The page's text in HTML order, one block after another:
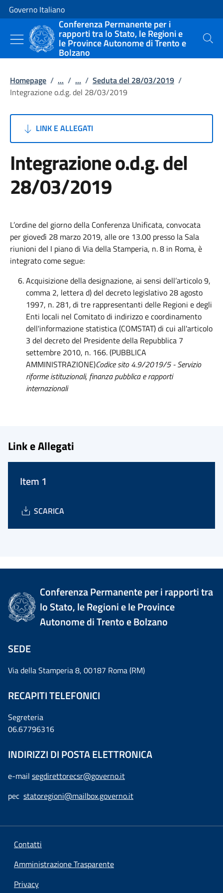
Vai al contenuto
Vai alla navigazione del sito
Governo Italiano
Conferenza Permanente per i
rapporti tra lo Stato, le Regioni e
le Province Autonome di Trento e
Bolzano
Cerca
Homepage / ... / ... / Seduta del 28/03/2019 /
Integrazione o.d.g. del 28/03/2019
LINK E ALLEGATI
Integrazione o.d.g. del
28/03/2019
L’ordine del giorno della Conferenza Unificata, convocata
per giovedì 28 marzo 2019, alle ore 13.00 presso la Sala
riunioni del I piano di Via della Stamperia, n. 8 in Roma, è
integrato come segue:
Acquisizione della designazione, ai sensi dell’articolo 9,
comma 2, lettera d) del decreto legislativo 28 agosto
1997, n. 281,di tre rappresentanti delle Regioni e degli
Enti locali nel Comitato di indirizzo e coordinamento
dell'informazione statistica (COMSTAT) di cui all'articolo
3 del decreto del Presidente della Repubblica 7
settembre 2010, n. 166. (PUBBLICA
AMMINISTRAZIONE)Codice sito 4.9/2019/5 - Servizio
riforme istituzionali, finanza pubblica e rapporti
internazionali
Link e Allegati
Item 1
SCARICA
Conferenza Permanente per i rapporti tra
lo Stato, le Regioni e le Province
Autonome di Trento e Bolzano
SEDE
Via della Stamperia 8, 00187 Roma (RM)
RECAPITI TELEFONICI
Segreteria
06.67796316
INDIRIZZI DI POSTA ELETTRONICA
e-mail segdirettorecsr@governo.it
pec statoregioni@mailbox.governo.it
Contatti
Amministrazione Trasparente
Privacy